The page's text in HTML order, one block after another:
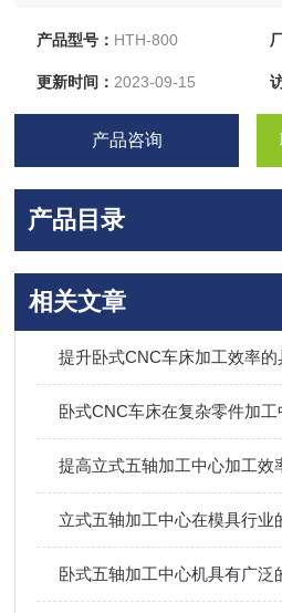
​适合引擎、涡轮叶等航天产业应用
产品型号： HTH-800
更新时间： 2023-09-15
产品咨询
产品目录
相关文章
提升卧式CNC车床加工效率
卧式CNC车床在复杂零件加工
提高立式五轴加工中心加工效
立式五轴加工中心在模具行业
卧式五轴加工中心机具有广泛